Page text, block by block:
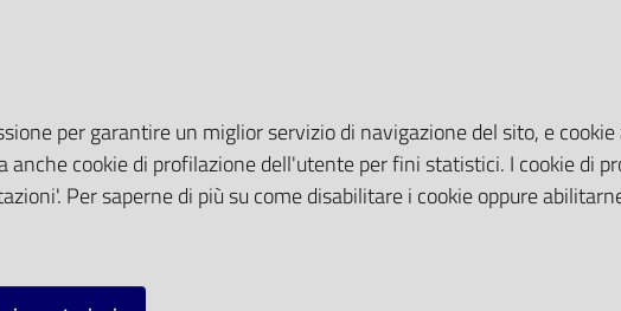
per garantire un miglior servizio di navigazione del sito, e
cookie di profilazione dell'utente per fini statistici. I cookie di
Per saperne di più su come disabilitare i cookie oppure